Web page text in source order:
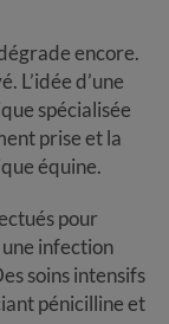
encore.
L’idée d’une
spécialisée
prise et la
équine.
pour
infection
soins intensifs
pénicilline et